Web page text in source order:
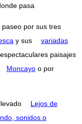
pasa
por sus tres
y sus
variadas
paisajes
Moncayo o por
Lejos de
sonidos o